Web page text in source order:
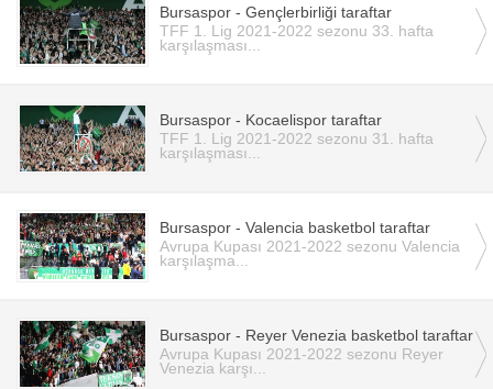
Bursaspor - Gençlerbirliği taraftar
TFF 1. Lig 2021-2022 sezonu 33. hafta
karşılaşması...
Bursaspor - Kocaelispor taraftar
TFF 1. Lig 2021-2022 sezonu 31. hafta
karşılaşması...
Bursaspor - Valencia basketbol taraftar
Avrupa Kupası 2021-2022 sezonu Valencia
karşılaşma...
Bursaspor - Reyer Venezia basketbol taraftar
Avrupa Kupası 2021-2022 sezonu Reyer
Venezia karşı...